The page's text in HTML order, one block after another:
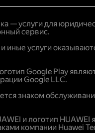
— услуги для
сервис.
иные услуги
Google Play
Google LLC.
знаком
и логотип HUAWEI
компании Huawei